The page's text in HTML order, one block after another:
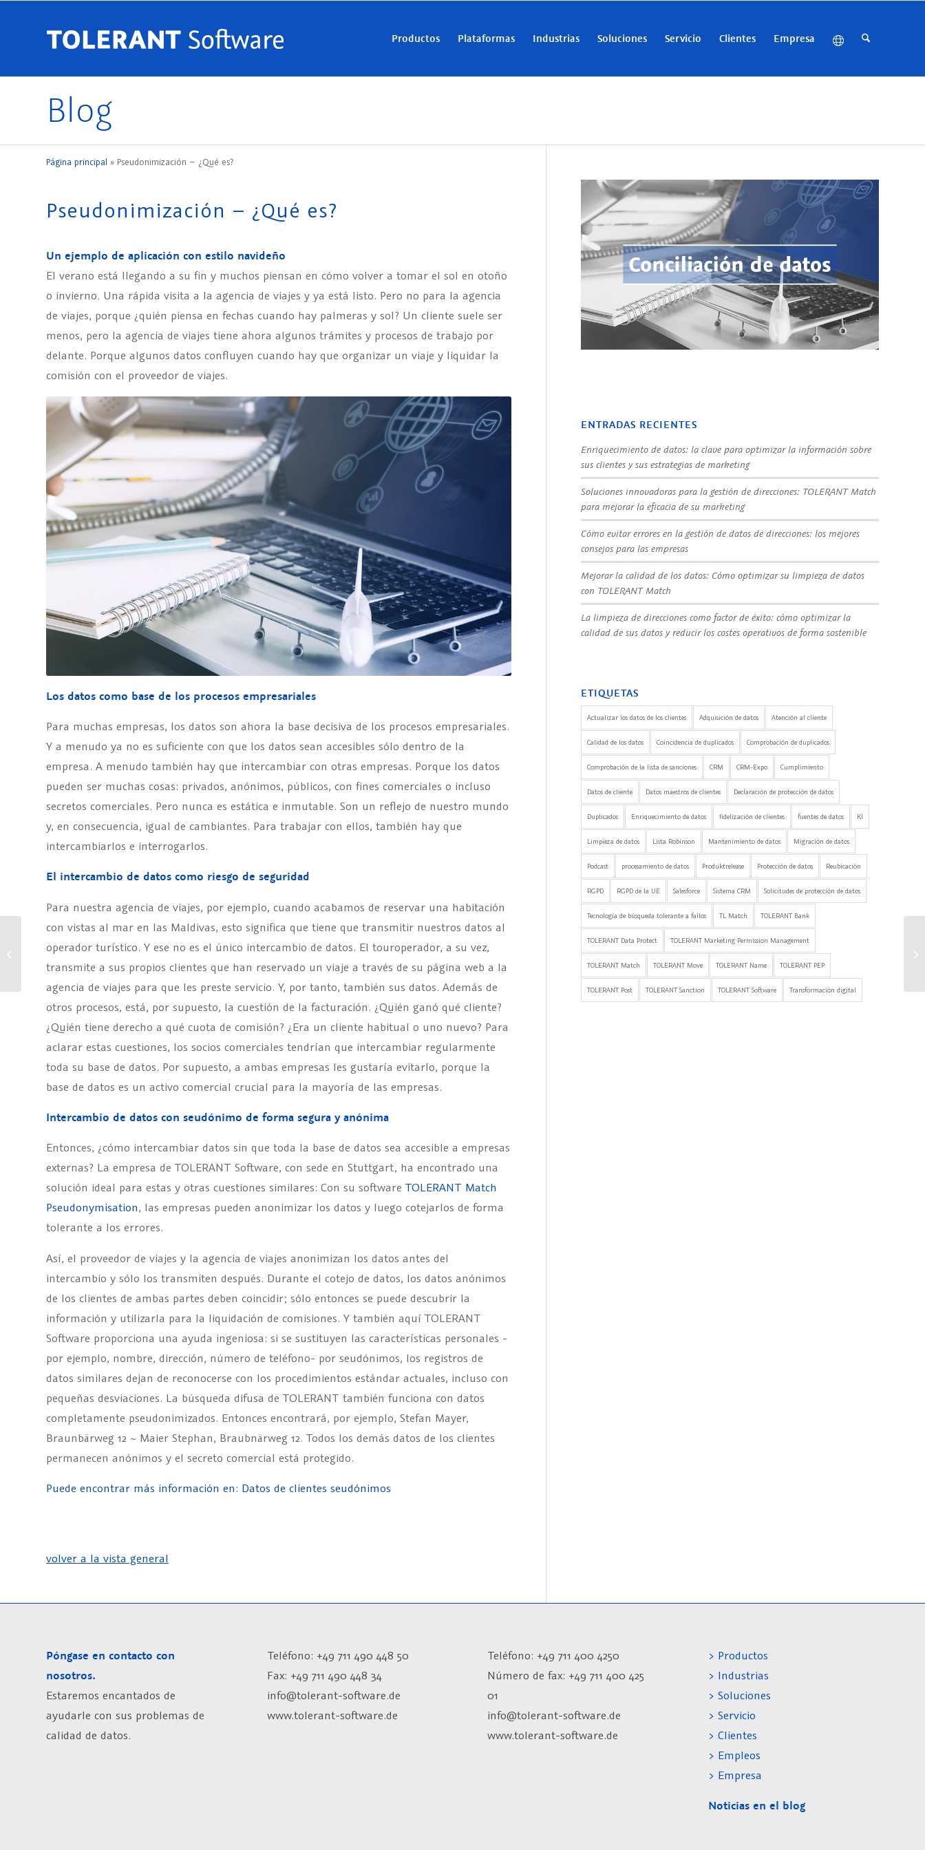
Productos Plataformas Industrias Soluciones Servicio Clientes Empresa
Blog
Página principal » Pseudonimización – ¿Qué es?
Pseudonimización – ¿Qué es?
Un ejemplo de aplicación con estilo navideño
El verano está llegando a su fin y muchos piensan en cómo volver a tomar el sol en otoño
o invierno. Una rápida visita a la agencia de viajes y ya está listo. Pero no para la agencia
de viajes, porque ¿quién piensa en fechas cuando hay palmeras y sol? Un cliente suele ser
menos, pero la agencia de viajes tiene ahora algunos trámites y procesos de trabajo por
delante. Porque algunos datos confluyen cuando hay que organizar un viaje y liquidar la
comisión con el proveedor de viajes.
Los datos como base de los procesos empresariales
Para muchas empresas, los datos son ahora la base decisiva de los procesos empresariales.
Y a menudo ya no es suficiente con que los datos sean accesibles sólo dentro de la
empresa. A menudo también hay que intercambiar con otras empresas. Porque los datos
pueden ser muchas cosas: privados, anónimos, públicos, con fines comerciales o incluso
secretos comerciales. Pero nunca es estática e inmutable. Son un reflejo de nuestro mundo
y, en consecuencia, igual de cambiantes. Para trabajar con ellos, también hay que
intercambiarlos e interrogarlos.
El intercambio de datos como riesgo de seguridad
Para nuestra agencia de viajes, por ejemplo, cuando acabamos de reservar una habitación
con vistas al mar en las Maldivas, esto significa que tiene que transmitir nuestros datos al
operador turístico. Y ese no es el único intercambio de datos. El touroperador, a su vez,
transmite a sus propios clientes que han reservado un viaje a través de su página web a la
agencia de viajes para que les preste servicio. Y, por tanto, también sus datos. Además de
otros procesos, está, por supuesto, la cuestión de la facturación. ¿Quién ganó qué cliente?
¿Quién tiene derecho a qué cuota de comisión? ¿Era un cliente habitual o uno nuevo? Para
aclarar estas cuestiones, los socios comerciales tendrían que intercambiar regularmente
toda su base de datos. Por supuesto, a ambas empresas les gustaría evitarlo, porque la
base de datos es un activo comercial crucial para la mayoría de las empresas.
Intercambio de datos con seudónimo de forma segura y anónima
Entonces, ¿cómo intercambiar datos sin que toda la base de datos sea accesible a empresas
externas? La empresa de TOLERANT Software, con sede en Stuttgart, ha encontrado una
solución ideal para estas y otras cuestiones similares: Con su software TOLERANT Match
Pseudonymisation, las empresas pueden anonimizar los datos y luego cotejarlos de forma
tolerante a los errores.
Así, el proveedor de viajes y la agencia de viajes anonimizan los datos antes del
intercambio y sólo los transmiten después. Durante el cotejo de datos, los datos anónimos
de los clientes de ambas partes deben coincidir; sólo entonces se puede descubrir la
información y utilizarla para la liquidación de comisiones. Y también aquí TOLERANT
Software proporciona una ayuda ingeniosa: si se sustituyen las características personales -
por ejemplo, nombre, dirección, número de teléfono- por seudónimos, los registros de
datos similares dejan de reconocerse con los procedimientos estándar actuales, incluso con
pequeñas desviaciones. La búsqueda difusa de TOLERANT también funciona con datos
completamente pseudonimizados. Entonces encontrará, por ejemplo, Stefan Mayer,
Braunbärweg 12 ~ Maier Stephan, Braubnärweg 12. Todos los demás datos de los clientes
permanecen anónimos y el secreto comercial está protegido.
Puede encontrar más información en: Datos de clientes seudónimos
volver a la vista general
ENTRADAS RECIENTES
Enriquecimiento de datos: la clave para optimizar la información sobre
sus clientes y sus estrategias de marketing
Soluciones innovadoras para la gestión de direcciones: TOLERANT Match
para mejorar la eficacia de su marketing
Cómo evitar errores en la gestión de datos de direcciones: los mejores
consejos para las empresas
Mejorar la calidad de los datos: Cómo optimizar su limpieza de datos
con TOLERANT Match
La limpieza de direcciones como factor de éxito: cómo optimizar la
calidad de sus datos y reducir los costes operativos de forma sostenible
ETIQUETAS
Actualizar los datos de los clientes Adquisición de datos Atención al cliente
Calidad de los datos Coincidencia de duplicados Comprobación de duplicados
Comprobación de la lista de sanciones CRM CRM-Expo Cumplimiento
Datos de cliente Datos maestros de clientes Declaración de protección de datos
Duplicados Enriquecimiento de datos fidelización de clientes fuentes de datos KI
Limpieza de datos Lista Robinson Mantenimiento de datos Migración de datos
Podcast procesamiento de datos Produktrelease Protección de datos Reubicación
RGPD RGPD de la UE Salesforce Sistema CRM Solicitudes de protección de datos
Tecnología de búsqueda tolerante a fallos TL Match TOLERANT Bank
TOLERANT Data Protect TOLERANT Marketing Permission Management
TOLERANT Match TOLERANT Move TOLERANT Name TOLERANT PEP
TOLERANT Post TOLERANT Sanction TOLERANT Software Transformación digital
Póngase en contacto con
nosotros.
Estaremos encantados de
ayudarle con sus problemas de
calidad de datos.
Teléfono: +49 711 490 448 50
Fax: +49 711 490 448 34
info@tolerant-software.de
www.tolerant-software.de
Teléfono: +49 711 400 4250
Número de fax: +49 711 400 425
01
info@tolerant-software.de
www.tolerant-software.de
> Productos
> Industrias
> Soluciones
> Servicio
> Clientes
> Empleos
> Empresa
Noticias en el blog
TOLERANT en un
contenedor Docker